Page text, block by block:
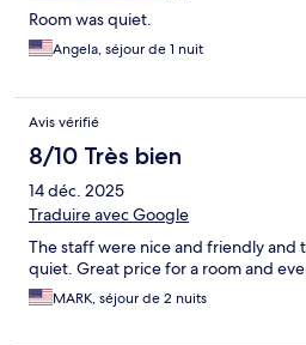
Room was quiet.
Angela, séjour de 1 nuit
Avis vérifié
8/10 Très bien
14 déc. 2025
Traduire avec Google
The staff were nice and friendly and
quiet. Great price for a room and
MARK, séjour de 2 nuits